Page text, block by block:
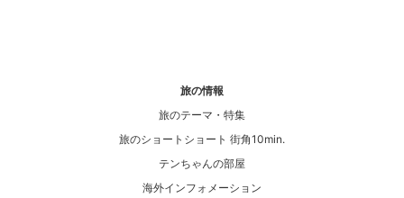
旅の情報
旅のテーマ・特集
旅のショートショート 街角10min.
テンちゃんの部屋
海外インフォメーション